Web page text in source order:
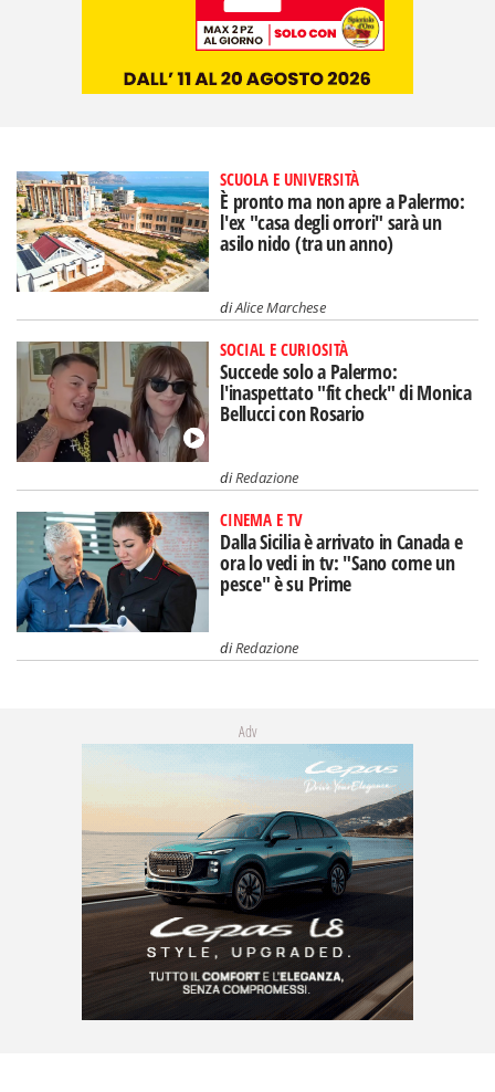
SCUOLA E UNIVERSITÀ
È pronto ma non apre a Palermo:
l'ex "casa degli orrori" sarà un
asilo nido (tra un anno)
diAlice Marchese
SOCIAL E CURIOSITÀ
Succede solo a Palermo:
l'inaspettato "fit check" di Monica
Bellucci con Rosario
diRedazione
CINEMA E TV
Dalla Sicilia è arrivato in Canada e
ora lo vedi in tv: "Sano come un
pesce" è su Prime
diRedazione
Adv